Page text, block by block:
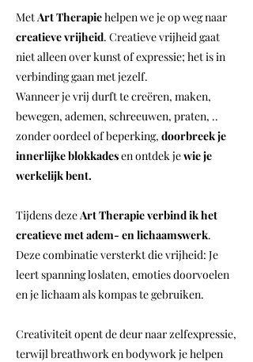
MetArt Therapiehelpen we je op weg naar
creatieve vrijheid. Creatieve vrijheid gaat
niet alleen over kunst of expressie; het is in
verbinding gaan met jezelf.
Wanneer je vrij durft te creëren, maken,
bewegen, ademen, schreeuwen, praten, ..
zonder oordeel of beperking, doorbreek je
innerlijke blokkadesen ontdek jewie je
werkelijk bent.
Tijdens dezeArt Therapie verbind ik het
creatieve met adem- en lichaamswerk.
Deze combinatie versterkt die vrijheid: Je
leert spanning loslaten, emoties doorvoelen
en je lichaam als kompas te gebruiken.
Creativiteit opent de deur naar zelfexpressie,
terwijl breathwork en bodywork je helpen